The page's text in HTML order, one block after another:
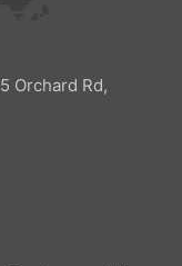
Orchard Rd,